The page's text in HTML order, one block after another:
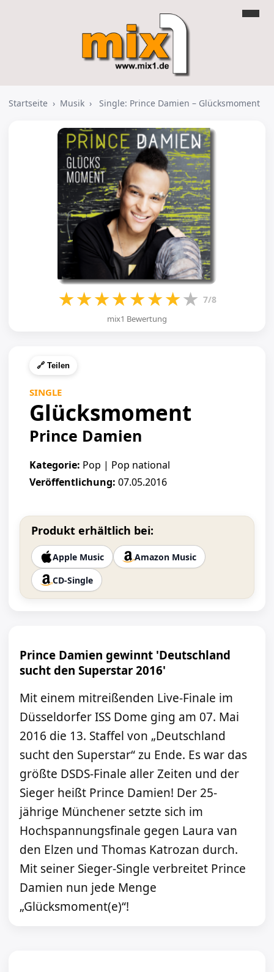
Startseite › Musik › Single: Prince Damien – Glücksmoment
★★★★★★★★ 7/8
mix1 Bewertung
🔗 Teilen
SINGLE
Glücksmoment
Prince Damien
Kategorie: Pop | Pop national
Veröffentlichung: 07.05.2016
Produkt erhältlich bei:
Apple Music
Amazon Music
CD-Single
Prince Damien gewinnt 'Deutschland
sucht den Superstar 2016'
Mit einem mitreißenden Live-Finale im
Düsseldorfer ISS Dome ging am 07. Mai
2016 die 13. Staffel von „Deutschland
sucht den Superstar“ zu Ende. Es war das
größte DSDS-Finale aller Zeiten und der
Sieger heißt Prince Damien! Der 25-
jährige Münchener setzte sich im
Hochspannungsfinale gegen Laura van
den Elzen und Thomas Katrozan durch.
Mit seiner Sieger-Single verbreitet Prince
Damien nun jede Menge
„Glücksmoment(e)“!